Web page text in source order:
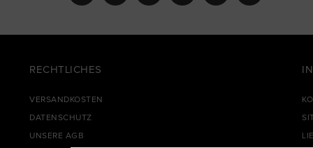
RECHTLICHES
VERSANDKOSTEN
DATENSCHUTZ
UNSERE AGB